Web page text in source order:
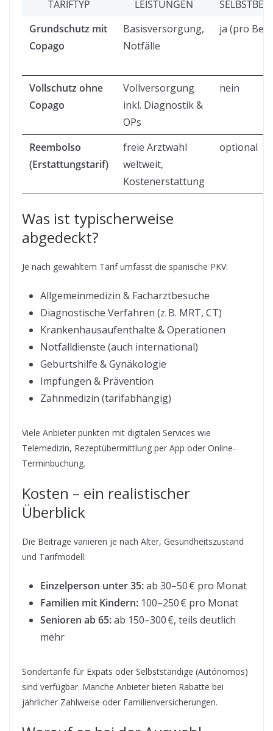
TARIFTYP LEISTUNGEN
Grundschutz mit
Copago
Basisversorgung,
Notfälle
ja (pro
Vollschutz ohne
Copago
Vollversorgung
inkl. Diagnostik &
OPs
nein
Reembolso
(Erstattungstarif)
freie Arztwahl
weltweit,
Kostenerstattung
optional
Was ist typischerweise
abgedeckt?
Je nach gewähltem Tarif umfasst die spanische PKV:
Allgemeinmedizin & Facharztbesuche
Diagnostische Verfahren (z. B. MRT, CT)
Krankenhausaufenthalte & Operationen
Notfalldienste (auch international)
Geburtshilfe & Gynäkologie
Impfungen & Prävention
Zahnmedizin (tarifabhängig)
Viele Anbieter punkten mit digitalen Services wie
Telemedizin, Rezeptübermittlung per App oder Online-
Terminbuchung.
Kosten – ein realistischer
Überblick
Die Beiträge variieren je nach Alter, Gesundheitszustand
und Tarifmodell:
Einzelperson unter 35:ab 30–50 € pro Monat
Familien mit Kindern: 100–250 € pro Monat
Senioren ab 65:ab 150–300 €, teils deutlich
mehr
Sondertarife für Expats oder Selbstständige (Autónomos)
sind verfügbar. Manche Anbieter bieten Rabatte bei
jährlicher Zahlweise oder Familienversicherungen.